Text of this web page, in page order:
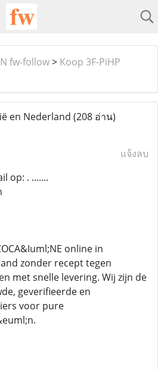
fw-follow> Koop 3F-PiHP
en Nederland (208 อ่าน)
แจ้งลบ
op: . .......
online in
zonder recept tegen
met snelle levering. Wij zijn de
geverifieerde en
voor pure